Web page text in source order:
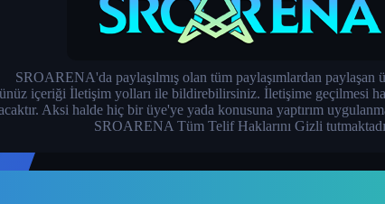
SROARENA'da paylaşılmış olan tüm paylaşımlardan paylaşan
içeriği İletişim yolları ile bildirebilirsiniz. İletişime geçilmesi
Aksi halde hiç bir üye'ye yada konusuna yaptırım
SROARENA Tüm Telif Haklarını Gizli